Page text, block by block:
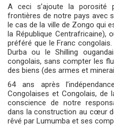
A ceci s’ajoute la porosité
frontières de notre pays avec
le cas de la ville de Zongo qui
la République Centrafricaine),
préféré que le Franc
Durba ou le Shilling
congolais, sans compter les
des biens (des armes et
64 ans après
Congolaises et Congolais, de
conscience de notre
dans la construction au cœur
rêvé par Lumumba et ses